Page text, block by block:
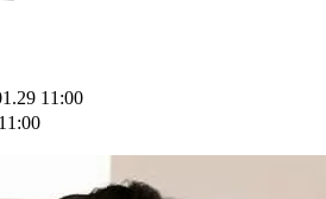
11:00